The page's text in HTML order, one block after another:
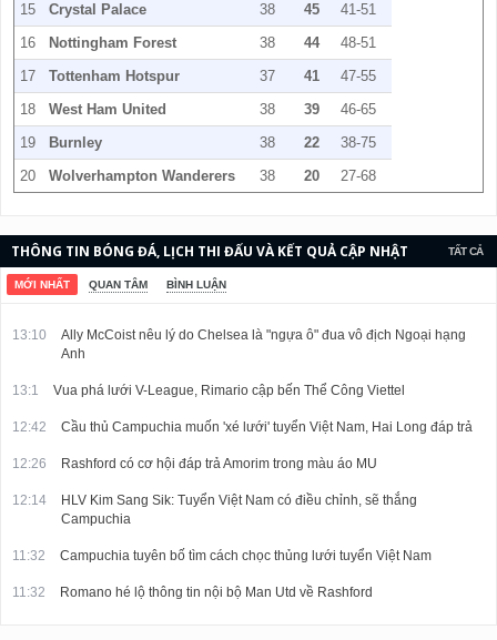
15
Crystal Palace 38 45
41-51
16
Nottingham Forest 38 44
48-51
17
Tottenham Hotspur 37 41
47-55
18
West Ham United 38 39
46-65
19
Burnley 38 22
38-75
20
Wolverhampton Wanderers 38 20 27-68
TẤT CẢ
THÔNG TIN BÓNG ĐÁ, LỊCH THI ĐẤU VÀ KẾT QUẢ CẬP NHẬT
LIÊN TỤC.
MỚI NHẤT QUAN TÂM BÌNH LUẬN
13:10
Ally McCoist nêu lý do Chelsea là "ngựa ô" đua vô địch Ngoại hạng
Anh
13:1 Vua phá lưới V-League, Rimario cập bến Thể Công Viettel
12:42 Cầu thủ Campuchia muốn 'xé lưới' tuyển Việt Nam, Hai Long đáp trả
12:26 Rashford có cơ hội đáp trả Amorim trong màu áo MU
12:14
HLV Kim Sang Sik: Tuyển Việt Nam có điều chỉnh, sẽ thắng
Campuchia
11:32 Campuchia tuyên bố tìm cách chọc thủng lưới tuyển Việt Nam
11:32 Romano hé lộ thông tin nội bộ Man Utd về Rashford